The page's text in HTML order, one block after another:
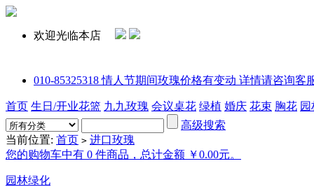
欢迎光临本店
010-85325318 情人节期间玫瑰价格有变动 详情请咨询客
首页 生日/开业花篮 九九玫瑰 会议桌花 绿植 婚庆 花束 胸花
高级搜索
当前位置: 首页 > 进口玫瑰
您的购物车中有 0 件商品，总计金额 ￥0.00元。
园林绿化